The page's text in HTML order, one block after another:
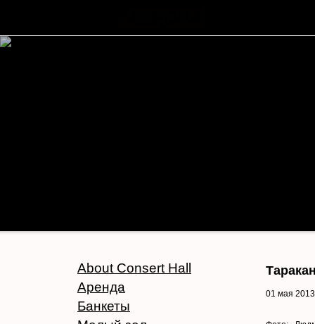
About Consert Hall
Аренда
Банкеты
01 мая 2013